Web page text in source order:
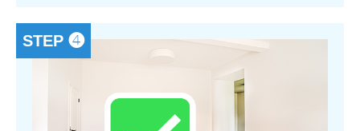
STEP ❹